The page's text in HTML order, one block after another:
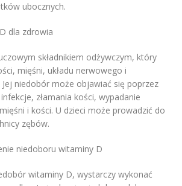
ubocznych.
dla zdrowia
składnikiem odżywczym, który
mięśni, układu nerwowego i
niedobór może objawiać się poprzez
złamania kości, wypadanie
i kości. U dzieci może prowadzić do
zębów.
niedoboru witaminy D
witaminy D, wystarczy wykonać